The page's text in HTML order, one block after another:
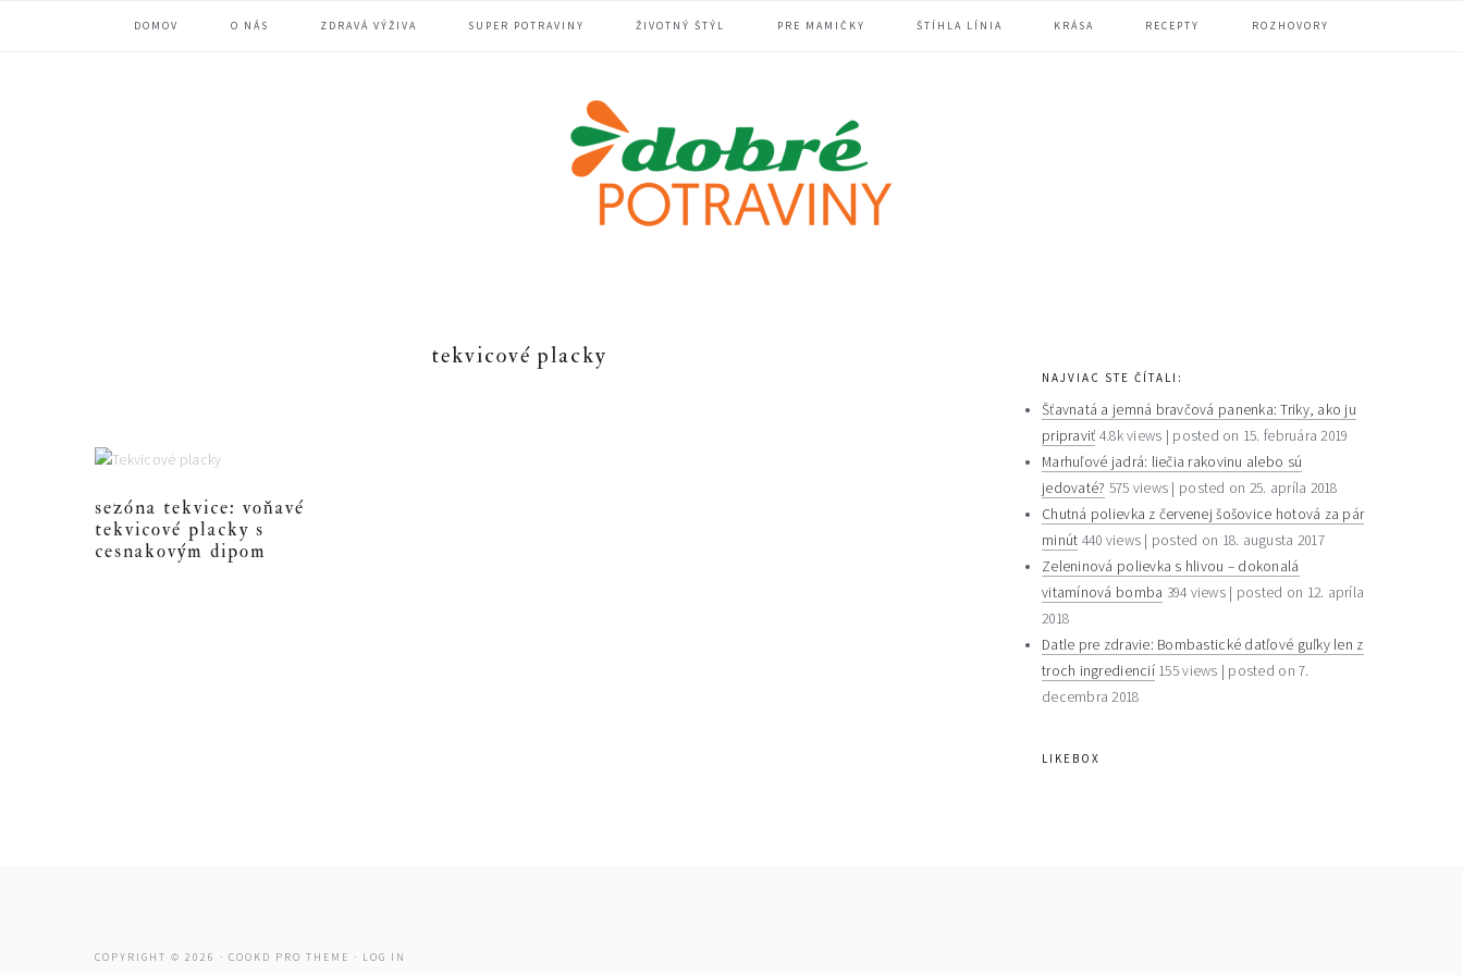
DOMOV O NÁS ZDRAVÁ VÝŽIVA SUPER POTRAVINY ŽIVOTNÝ ŠTÝL PRE MAMIČKY ŠTÍHLA LÍNIA KRÁSA RECEPTY ROZHOVORY
tekvicové placky
sezóna tekvice: voňavé
tekvicové placky s
cesnakovým dipom
primary
sidebar
NAJVIAC STE ČÍTALI:
Šťavnatá a jemná bravčová panenka: Triky, ako ju
pripraviť 4.8k views | posted on 15. februára 2019
Marhuľové jadrá: liečia rakovinu alebo sú
jedovaté? 575 views | posted on 25. apríla 2018
Chutná polievka z červenej šošovice hotová za pár
minút 440 views | posted on 18. augusta 2017
Zeleninová polievka s hlivou – dokonalá
vitamínová bomba 394 views | posted on 12. apríla
2018
Datle pre zdravie: Bombastické datľové guľky len z
troch ingrediencií 155 views | posted on 7.
decembra 2018
LIKEBOX
COPYRIGHT © 2026 · COOKD PRO THEME · LOG IN